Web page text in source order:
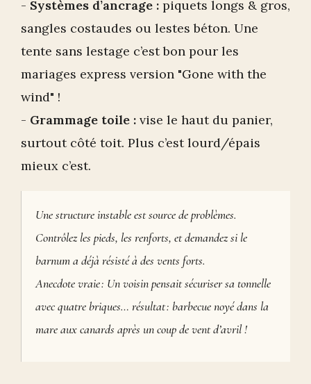
- Systèmes d’ancrage : piquets longs & gros,
sangles costaudes ou lestes béton. Une
tente sans lestage c’est bon pour les
mariages express version "Gone with the
wind" !
- Grammage toile : vise le haut du panier,
surtout côté toit. Plus c’est lourd/épais
mieux c’est.
Une structure instable est source de problèmes.
Contrôlez les pieds, les renforts, et demandez si le
barnum a déjà résisté à des vents forts.
Anecdote vraie : Un voisin pensait sécuriser sa tonnelle
avec quatre briques… résultat : barbecue noyé dans la
mare aux canards après un coup de vent d’avril !